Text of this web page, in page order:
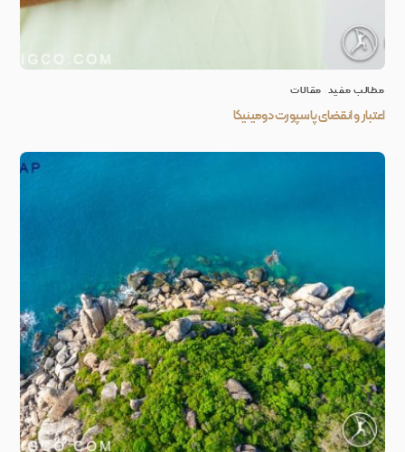
مطالب مفید مقالات
اعتبار و انقضای پاسپورت دومینیکا